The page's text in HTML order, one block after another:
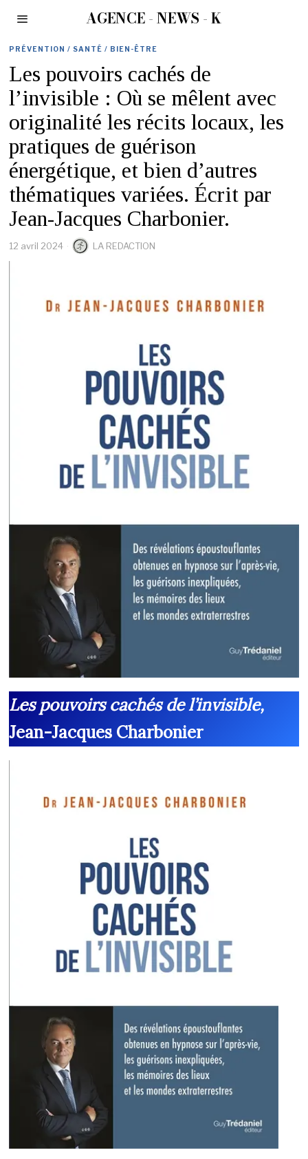
AGENCE - NEWS - K
PRÉVENTION / SANTÉ / BIEN-ÊTRE
Les pouvoirs cachés de
l’invisible : Où se mêlent avec
originalité les récits locaux, les
pratiques de guérison
énergétique, et bien d’autres
thématiques variées. Écrit par
Jean-Jacques Charbonier.
12 avril 2024 LA REDACTION
Les pouvoirs cachés de l’invisible,
Jean-Jacques Charbonier